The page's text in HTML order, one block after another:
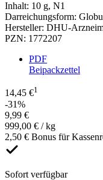
Inhalt: 10 g, N1
Darreichungsform:
Hersteller: DHU-
PZN: 1772207
PDF
Beipackzettel
14,45 €1
-31%
9,99 €
999,00 € / kg
2,50 € Bonus für
Sofort verfügbar